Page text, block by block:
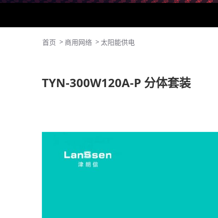
首页 > 商用网络 > 太阳能供电
TYN-300W120A-P 分体套装